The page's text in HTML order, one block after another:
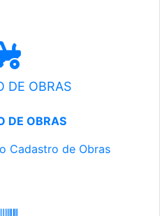
DE OBRAS
DE OBRAS
Cadastro de Obras